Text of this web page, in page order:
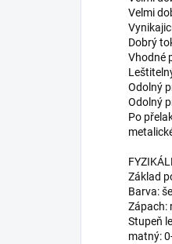
Velmi
Dobrý
Vhodné
Odolný
Odolný
Po
Základ
Barva:
Zápach:
Stupeň
matný: